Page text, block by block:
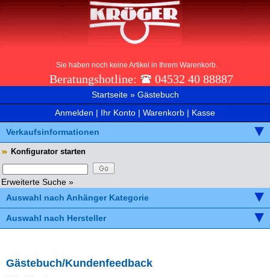
Sie haben noch keine Artikel in Ihrem Warenkorb.
Beratungshotline: 04532 40 88887
Startseite» Gästebuch
Anmelden | Ihr Konto | Warenkorb | Kasse
Verkaufsinformationen
Konfigurator starten
Erweiterte Suche »
Auswahl nach Anhänger Kategorie
Auswahl nach Hersteller
Gästebuch/Kundenfeedback